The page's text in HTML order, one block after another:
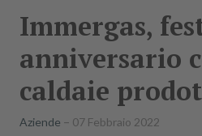
Immergas,
anniversario
caldaie
Aziende 07 Febbraio 2022